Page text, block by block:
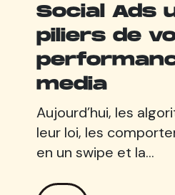
Social Ads
piliers de
media
Aujourd’hui, les
leur loi, les
en un swipe et la…